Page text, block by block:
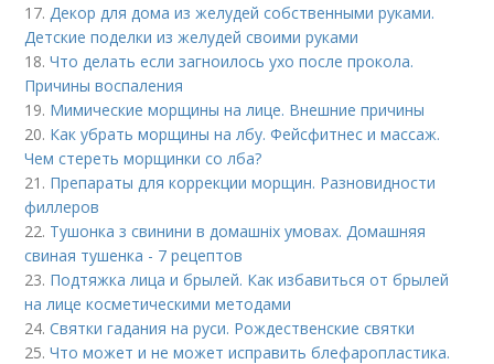
17. Декор для дома из желудей собственными руками.
Детские поделки из желудей своими руками
18.Что делать если загноилось ухо после прокола.
Причины воспаления
19. Мимические морщины на лице. Внешние причины
20. Как убрать морщины на лбу. Фейсфитнес и массаж.
Чем стереть морщинки со лба?
21. Препараты для коррекции морщин. Разновидности
филлеров
22. Тушонка з свинини в домашніх умовах. Домашняя
свиная тушенка - 7 рецептов
23. Подтяжка лица и брылей. Как избавиться от брылей
на лице косметическими методами
24.Святки гадания на руси. Рождественские святки
25.Что может и не может исправить блефаропластика.